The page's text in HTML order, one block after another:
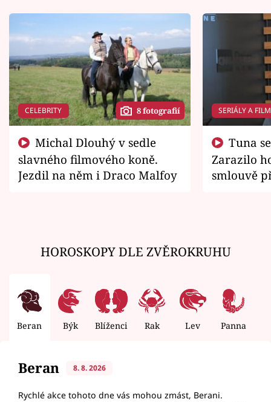
CELEBRITY 8 fotografií
slavného filmového koně.
Jezdil na něm i Draco Malfoy
SERIÁLY A
Zarazilo
smlouvě
HOROSKOPY DLE ZVĚROKRUHU
Beran Býk Blíženci Rak Lev Panna
Beran 8. 8. 2026
Rychlé akce tohoto dne vás mohou zmást, Berani.